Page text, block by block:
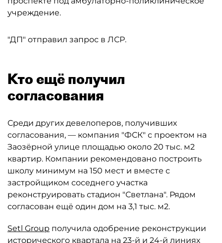
учреждение.
"ДП" отправил запрос в ЛСР.
Кто ещё получил
согласования
Среди других девелоперов, получивших
согласования, — компания "ФСК" с проектом на
Заозёрной улице площадью около 20 тыс. м2
квартир. Компании рекомендовано построить
школу минимум на 150 мест и вместе с
застройщиком соседнего участка
реконструировать стадион "Светлана". Рядом
согласован ещё один дом на 3,1 тыс. м2.
Setl Group получила одобрение реконструкции
исторического квартала на 23-й и 24-й линиях